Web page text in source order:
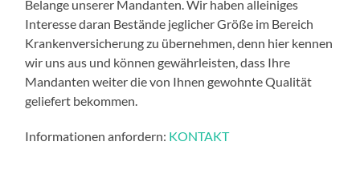
Belange unserer Mandanten. Wir haben alleiniges
Interesse daran Bestände jeglicher Größe im Bereich
Krankenversicherung zu übernehmen, denn hier kennen
wir uns aus und können gewährleisten, dass Ihre
Mandanten weiter die von Ihnen gewohnte Qualität
geliefert bekommen.
Informationen anfordern: KONTAKT